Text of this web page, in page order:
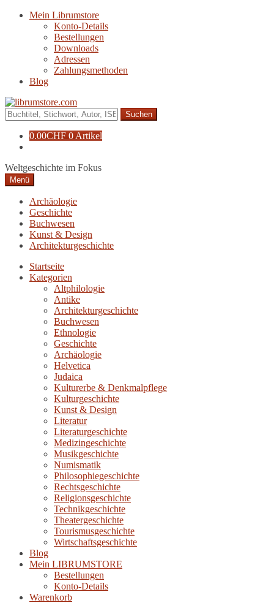
Navigation
Zum
Mein Librumstore
Konto-Details
Bestellungen
Downloads
Adressen
Zahlungsmethoden
Blog
Suche
nach:
0.00CHF 0 Artikel
Weltgeschichte im Fokus
Menü
Archäologie
Geschichte
Buchwesen
Kunst & Design
Architekturgeschichte
Startseite
Kategorien
Altphilologie
Antike
Architekturgeschichte
Buchwesen
Ethnologie
Geschichte
Archäologie
Helvetica
Judaica
Kulturerbe & Denkmalpflege
Kulturgeschichte
Kunst & Design
Literatur
Literaturgeschichte
Medizingeschichte
Musikgeschichte
Numismatik
Philosophiegeschichte
Rechtsgeschichte
Religionsgeschichte
Technikgeschichte
Theatergeschichte
Tourismusgeschichte
Wirtschaftsgeschichte
Blog
Mein LIBRUMSTORE
Bestellungen
Konto-Details
Warenkorb